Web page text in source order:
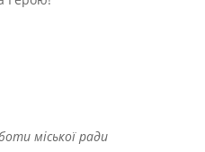
міської ради